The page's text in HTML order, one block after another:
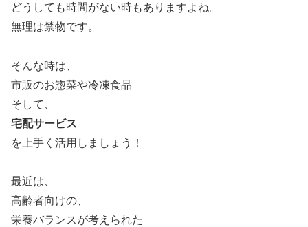
どうしても時間がない時もありますよね。
無理は禁物です。
そんな時は、
市販のお惣菜や冷凍食品
そして、
宅配サービス
を上手く活用しましょう！
最近は、
高齢者向けの、
栄養バランスが考えられた